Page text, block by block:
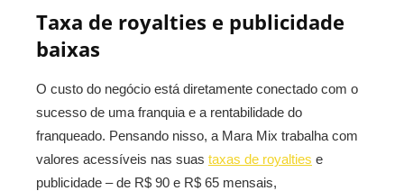
Taxa de royalties e publicidade
baixas
O custo do negócio está diretamente conectado com o
sucesso de uma franquia e a rentabilidade do
franqueado. Pensando nisso, a Mara Mix trabalha com
valores acessíveis nas suas taxas de royalties e
publicidade – de R$ 90 e R$ 65 mensais,